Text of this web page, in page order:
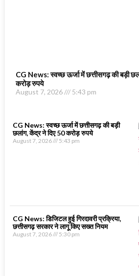
CG News: स्वच्छ ऊर्जा में छत्तीसगढ़ की बड़ी
करोड़ रुपये
August 7, 2026 5:43 pm
CG News: स्वच्छ ऊर्जा में छत्तीसगढ़ की बड़ी
छलांग, केंद्र ने दिए 50 करोड़ रुपये
August 7, 2026 5:43 pm
CG News: डिजिटल हुई गिरदावरी प्रक्रिया,
छत्तीसगढ़ सरकार ने लागू किए सख्त नियम
August 7, 2026 5:30 pm